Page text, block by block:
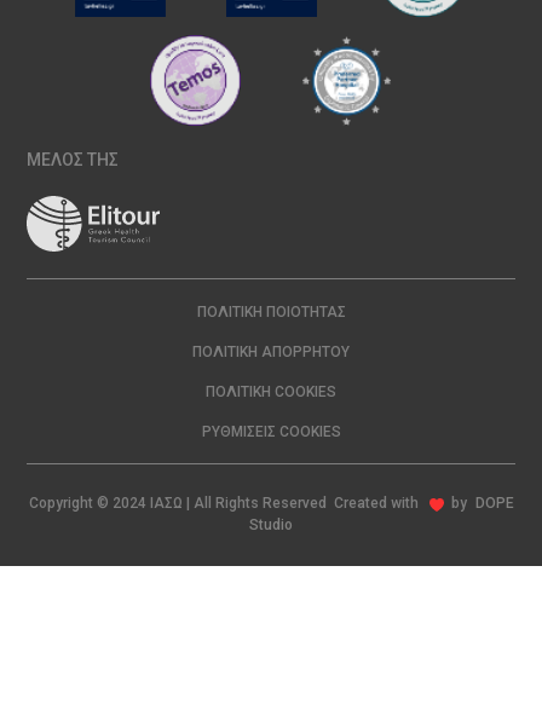
ΜΕΛΟΣ ΤΗΣ
ΠΟΛΙΤΙΚΉ ΠΟΙΌΤΗΤΑΣ
ΠΟΛΙΤΙΚΉ ΑΠΟΡΡΉΤΟΥ
ΠΟΛΙΤΙΚΉ COOKIES
ΡΥΘΜΊΣΕΙΣ COOKIES
Copyright © 2024 ΙΑΣΩ | All Rights Reserved Created with by
DOPE
Studio